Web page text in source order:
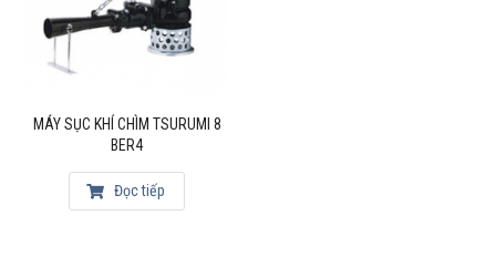
MÁY SỤC KHÍ CHÌM TSURUMI 8
BER4
Đọc tiếp